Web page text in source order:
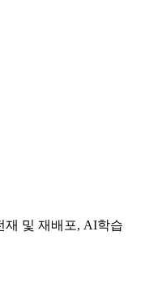
및 재배포, AI학습